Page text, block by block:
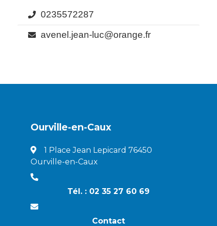
0235572287
avenel.jean-luc@orange.fr
Ourville-en-Caux
1 Place Jean Lepicard 76450
Ourville-en-Caux
Tél. : 02 35 27 60 69
Contact